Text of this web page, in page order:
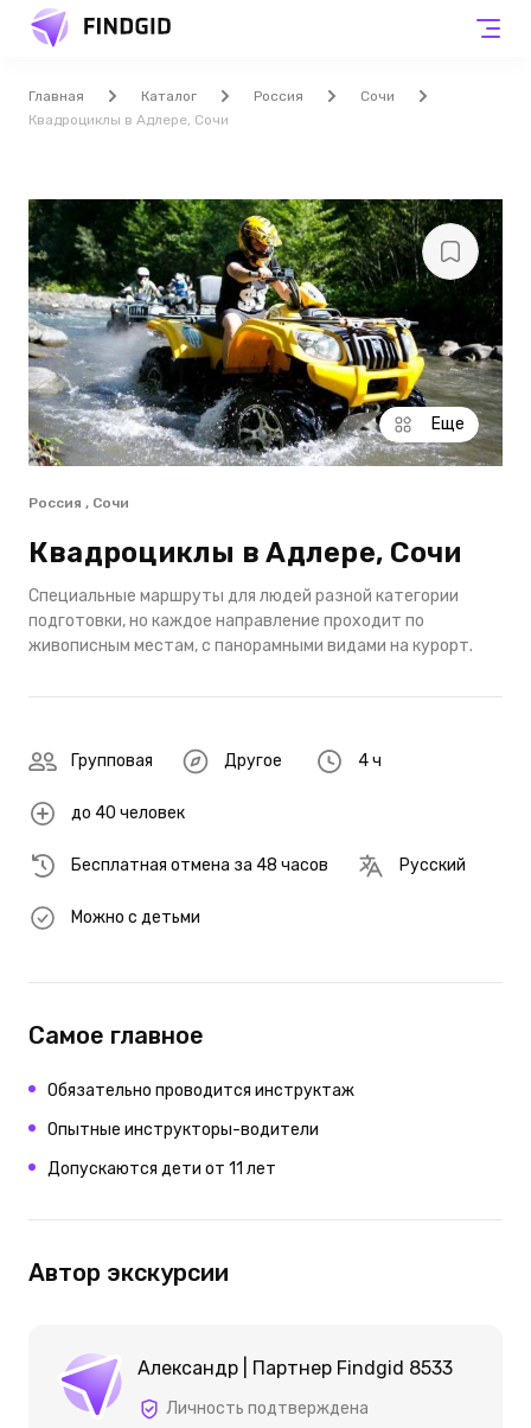
Главная Каталог Россия
Сочи
Квадроциклы в Адлере, Сочи
Еще
Россия , Сочи
Квадроциклы в Адлере, Сочи
Специальные маршруты для людей разной категории
подготовки, но каждое направление проходит по
живописным местам, с панорамными видами на курорт.
Групповая Другое 4 ч
до 40 человек
Бесплатная отмена за 48 часов Русский
Можно с детьми
Самое главное
Обязательно проводится инструктаж
Опытные инструкторы-водители
Допускаются дети от 11 лет
Автор экскурсии
Александр | Партнер Findgid 8533
Личность подтверждена